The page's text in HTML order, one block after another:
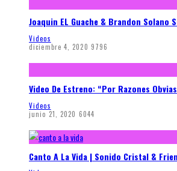
Joaquin EL Guache & Brandon Solano
Videos
diciembre 4, 2020 9796
Video De Estreno: “Por Razones
Videos
junio 21, 2020 6044
Canto A La Vida | Sonido Cristal &